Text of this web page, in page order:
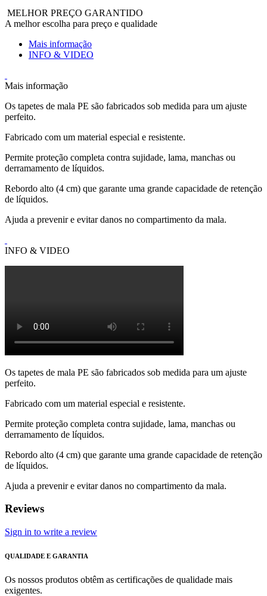
MELHOR PREÇO GARANTIDO
A melhor escolha para preço e qualidade
Mais informação
INFO & VIDEO
Mais informação
Os tapetes de mala PE são fabricados sob medida para um ajuste
perfeito.
Fabricado com um material especial e resistente.
Permite proteção completa contra sujidade, lama, manchas ou
derramamento de líquidos.
Rebordo alto (4 cm) que garante uma grande capacidade de retenção
de líquidos.
Ajuda a prevenir e evitar danos no compartimento da mala.
INFO & VIDEO
Os tapetes de mala PE são fabricados sob medida para um ajuste
perfeito.
Fabricado com um material especial e resistente.
Permite proteção completa contra sujidade, lama, manchas ou
derramamento de líquidos.
Rebordo alto (4 cm) que garante uma grande capacidade de retenção
de líquidos.
Ajuda a prevenir e evitar danos no compartimento da mala.
Reviews
Sign in to write a review
QUALIDADE E GARANTIA
Os nossos produtos obtêm as certificações de qualidade mais
exigentes.